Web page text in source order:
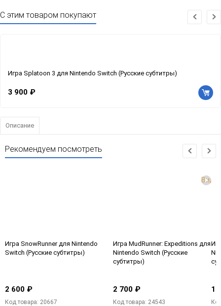
С этим товаром покупают
Игра Splatoon 3 для Nintendo Switch (Русские субтитры)
3 900 ₽
Описание
Рекомендуем посмотреть
Игра SnowRunner для Nintendo
Switch (Русские субтитры)
2 600 ₽
Код товара: 20667
Игра MudRunner: Expeditions для
Nintendo Switch (Русские
субтитры)
2 700 ₽
Код товара: 24543
1